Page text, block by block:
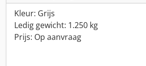
Kleur: Grijs
Ledig gewicht: 1.250 kg
Prijs: Op aanvraag